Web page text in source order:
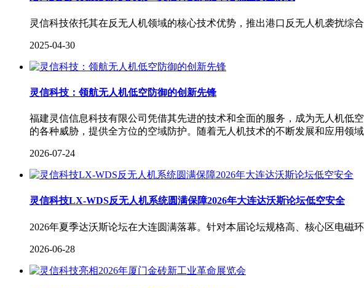
灵信科技依托其在反无人机领域的核心技术优势，推出港口反无人机袭扰综
2025-04-30
灵信科技：领航无人机低空防御的创新先锋
福建灵信信息科技有限公司凭借其先进的技术和全面的服务，成为无人机低
的各种威胁，提供全方位的空域防护。随着无人机技术的不断发展和应用领
2026-07-24
灵信科技LX-WDS反无人机系统圆满保障2026年大连达沃斯论坛低空安全
2026年夏季达沃斯论坛在大连圆满落幕。针对本届论坛规格高、核心区电磁
2026-06-28